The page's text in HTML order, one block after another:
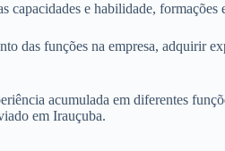
e habilidade, formações
funções na empresa, adquirir
acumulada em diferentes
em Irauçuba.